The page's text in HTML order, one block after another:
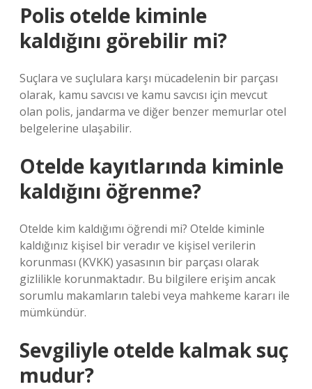
Polis otelde kiminle
kaldığını görebilir mi?
Suçlara ve suçlulara karşı mücadelenin bir parçası
olarak, kamu savcısı ve kamu savcısı için mevcut
olan polis, jandarma ve diğer benzer memurlar otel
belgelerine ulaşabilir.
Otelde kayıtlarında kiminle
kaldığını öğrenme?
Otelde kim kaldığımı öğrendi mi? Otelde kiminle
kaldığınız kişisel bir veradır ve kişisel verilerin
korunması (KVKK) yasasının bir parçası olarak
gizlilikle korunmaktadır. Bu bilgilere erişim ancak
sorumlu makamların talebi veya mahkeme kararı ile
mümkündür.
Sevgiliyle otelde kalmak suç
mudur?